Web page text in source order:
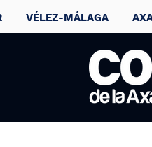
VÉLEZ-MÁLAGA